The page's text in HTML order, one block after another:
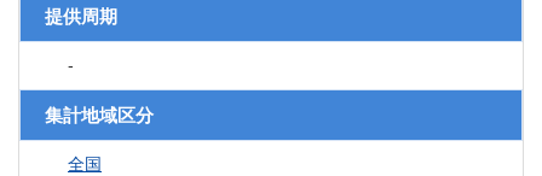
提供周期
-
集計地域区分
全国